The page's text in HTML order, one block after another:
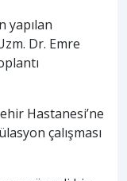
yapılan
Dr. Emre
Hastanesi’ne
çalışması